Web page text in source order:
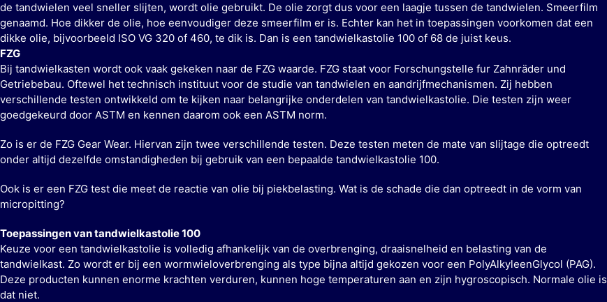
de tandwielen veel sneller slijten, wordt olie gebruikt. De olie zorgt dus voor een laagje tussen de tandwielen. Smeerfilm
genaamd. Hoe dikker de olie, hoe eenvoudiger deze smeerfilm er is. Echter kan het in toepassingen voorkomen dat een
dikke olie, bijvoorbeeld ISO VG 320 of 460, te dik is. Dan is een tandwielkastolie 100 of 68 de juist keus.
FZG
Bij tandwielkasten wordt ook vaak gekeken naar de FZG waarde. FZG staat voor Forschungstelle fur Zahnräder und
Getriebebau. Oftewel het technisch instituut voor de studie van tandwielen en aandrijfmechanismen. Zij hebben
verschillende testen ontwikkeld om te kijken naar belangrijke onderdelen van tandwielkastolie. Die testen zijn weer
goedgekeurd door ASTM en kennen daarom ook een ASTM norm.
Zo is er de FZG Gear Wear. Hiervan zijn twee verschillende testen. Deze testen meten de mate van slijtage die optreedt
onder altijd dezelfde omstandigheden bij gebruik van een bepaalde tandwielkastolie 100.
Ook is er een FZG test die meet de reactie van olie bij piekbelasting. Wat is de schade die dan optreedt in de vorm van
micropitting?
Toepassingen van tandwielkastolie 100
Keuze voor een tandwielkastolie is volledig afhankelijk van de overbrenging, draaisnelheid en belasting van de
tandwielkast. Zo wordt er bij een wormwieloverbrenging als type bijna altijd gekozen voor een PolyAlkyleenGlycol (PAG).
Deze producten kunnen enorme krachten verduren, kunnen hoge temperaturen aan en zijn hygroscopisch. Normale olie is
dat niet.